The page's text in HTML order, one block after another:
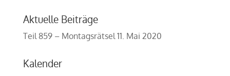
Aktuelle Beiträge
Teil 859 – Montagsrätsel 11. Mai 2020
Kalender